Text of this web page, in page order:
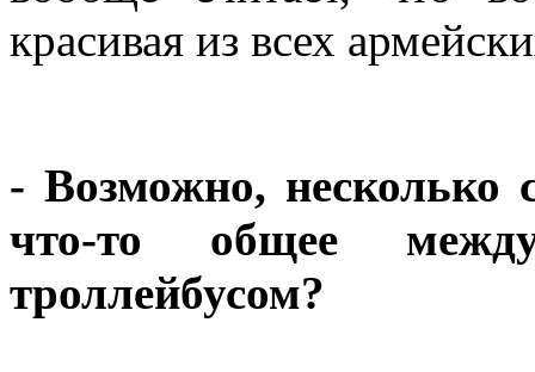
красивая из всех
- Возможно, несколько
что-то общее
троллейбусом?